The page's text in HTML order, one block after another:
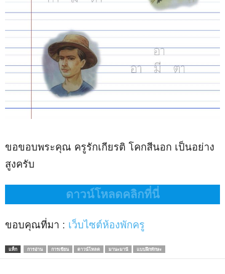
ขอขอบพระคุณ ครูรักเกียรติ โคกสีนอก เป็นอย่าง
สูงครับ
ดาวน์โหลดคลิกที่นี่
ขอบคุณที่มา : เว็บไซต์ห้องพักครู
แท็ก การอ่าน การเขียน ดาวน์โหลด มานะมานี แบบฝึกทักษะ